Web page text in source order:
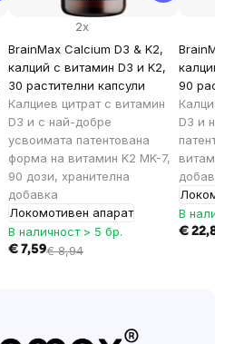
BrainMax Calcium D3 & K2,
калций с витамин D3 и K2,
30 растителни капсули
Калциев цитрат с витамин
D3 и с най-добре
усвоимата патентована
форма на витамин K2 MK-7,
90 дози, хранителна
добавка
Локомотивен апарат
2x
В наличност > 5 бр.
€ 7,59€8,94
BrainMax
калций с
90
Калциев
D3 и най-
витамин
добавка
В
€ 22,81